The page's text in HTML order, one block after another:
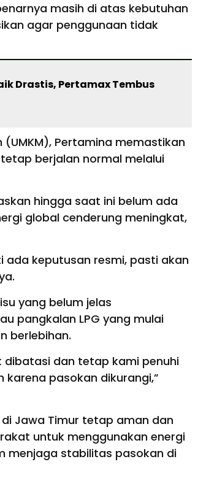
masih di atas kebutuhan
agar penggunaan tidak
Drastis, Pertamax Tembus
Pertamina memastikan
berjalan normal melalui
hingga saat ini belum ada
global cenderung meningkat,
ada keputusan resmi, pasti akan
yang belum jelas
pangkalan LPG yang mulai
berlebihan.
dibatasi dan tetap kami penuhi
karena pasokan dikurangi,”
Jawa Timur tetap aman dan
untuk menggunakan energi
menjaga stabilitas pasokan di